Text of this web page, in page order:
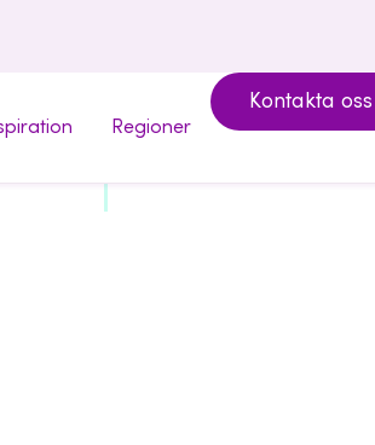
Regioner
Kontakta oss